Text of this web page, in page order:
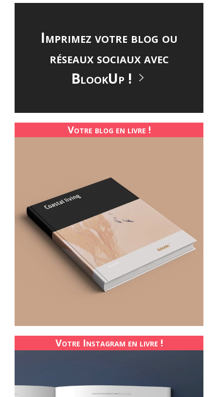
Imprimez votre blog ou
réseaux sociaux avec
BlookUp !
Votre blog en livre !
Votre Instagram en livre !